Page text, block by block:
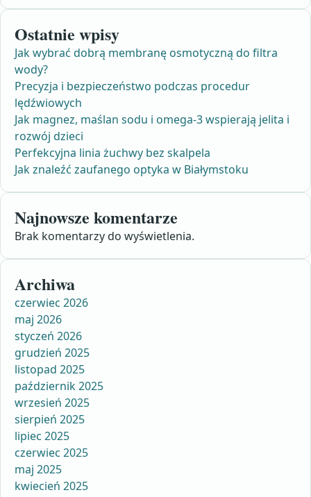
Ostatnie wpisy
Jak wybrać dobrą membranę osmotyczną do filtra
wody?
Precyzja i bezpieczeństwo podczas procedur
lędźwiowych
Jak magnez, maślan sodu i omega-3 wspierają jelita i
rozwój dzieci
Perfekcyjna linia żuchwy bez skalpela
Jak znaleźć zaufanego optyka w Białymstoku
Najnowsze komentarze
Brak komentarzy do wyświetlenia.
Archiwa
czerwiec 2026
maj 2026
styczeń 2026
grudzień 2025
listopad 2025
październik 2025
wrzesień 2025
sierpień 2025
lipiec 2025
czerwiec 2025
maj 2025
kwiecień 2025